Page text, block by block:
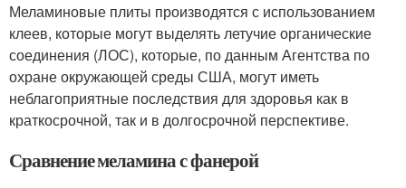
Меламиновые плиты производятся с использованием
клеев, которые могут выделять летучие органические
соединения (ЛОС), которые, по данным Агентства по
охране окружающей среды США, могут иметь
неблагоприятные последствия для здоровья как в
краткосрочной, так и в долгосрочной перспективе.
Сравнение меламина с фанерой